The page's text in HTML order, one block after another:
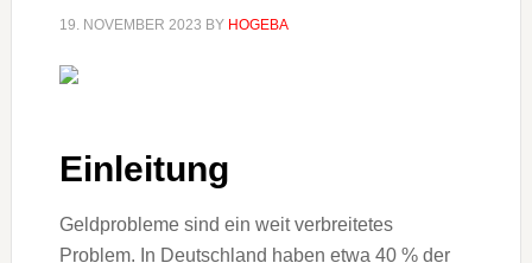
19. NOVEMBER 2023 BY HOGEBA
Einleitung
Geldprobleme sind ein weit verbreitetes
Problem. In Deutschland haben etwa 40 % der